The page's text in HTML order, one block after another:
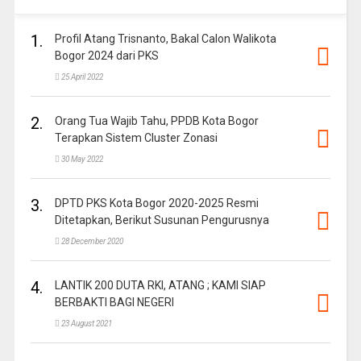
1.
Profil Atang Trisnanto, Bakal Calon Walikota
Bogor 2024 dari PKS
25 April 2022
2.
Orang Tua Wajib Tahu, PPDB Kota Bogor
Terapkan Sistem Cluster Zonasi
30 May 2022
3.
DPTD PKS Kota Bogor 2020-2025 Resmi
Ditetapkan, Berikut Susunan Pengurusnya
28 December 2020
4.
LANTIK 200 DUTA RKI, ATANG ; KAMI SIAP
BERBAKTI BAGI NEGERI
23 August 2021